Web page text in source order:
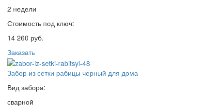
2 недели
Стоимость под ключ:
14 260 руб.
Заказать
Забор из сетки рабицы черный для дома
Вид забора:
сварной